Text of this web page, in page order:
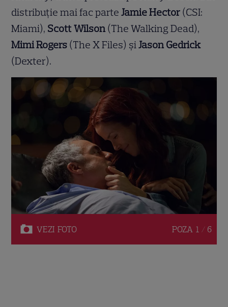
distribuție mai fac parte Jamie Hector (CSI:
Miami), Scott Wilson (The Walking Dead),
Mimi Rogers (The X Files) șiJason Gedrick
(Dexter).
VEZI FOTO POZA 1 / 6